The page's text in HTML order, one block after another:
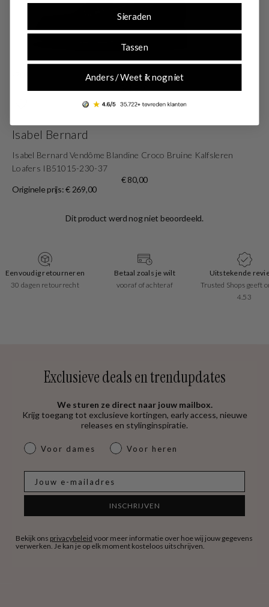
Isabel Bernard
Isabel Bernard Vendôme Blandine Croco Bruine Kalfsleren
Loafers IB51015-230-37
€ 80,00
Originele prijs: € 269,00
Eenvoudig retourneren
30 dagen retourrecht
Betaal zoals je wilt
vooraf of achteraf
Uitstekende
Trusted Shops geeft
4.53
Exclusieve deals en trendupdates
We sturen ze direct naar jouw mailbox.
Krijg toegang tot exclusieve kortingen, early access, nieuwe
releases en stylinginspiratie.
dames & heren
Voor dames Voor heren
INSCHRIJVEN
Bekijk ons privacybeleid voor meer informatie over hoe wij jouw gegevens
verwerken. Je kan je op elk moment kosteloos uitschrijven.
Sieraden
Tassen
Anders / Weet ik nog niet